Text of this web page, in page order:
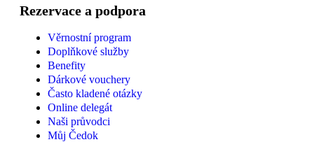
Rezervace a podpora
Věrnostní program
Doplňkové služby
Benefity
Dárkové vouchery
Často kladené otázky
Online delegát
Naši průvodci
Můj Čedok